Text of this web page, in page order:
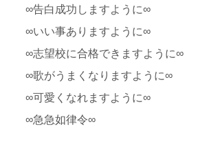
∞告白成功しますように∞
∞いい事ありますように∞
∞志望校に合格できますように∞
∞歌がうまくなりますように∞
∞可愛くなれますように∞
∞急急如律令∞